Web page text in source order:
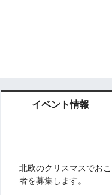
イベント情報
北欧のクリスマスでお
者を募集します。